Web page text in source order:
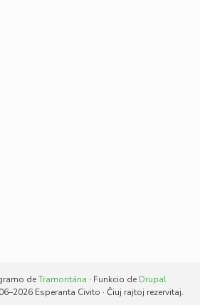
deTramontána · Funkcio de Drupal
Esperanta Civito · Ĉiuj rajtoj rezervitaj.